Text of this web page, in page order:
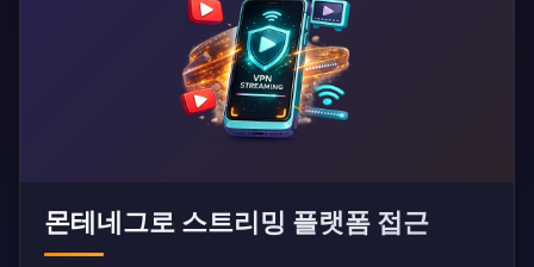
몬테네그로 스트리밍 플랫폼 접근